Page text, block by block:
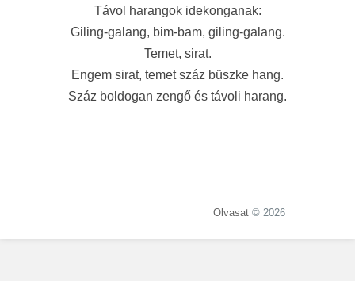
Távol harangok idekonganak:
Giling-galang, bim-bam, giling-galang.
Temet, sirat.
Engem sirat, temet száz büszke hang.
Száz boldogan zengő és távoli harang.
Olvasat © 2026